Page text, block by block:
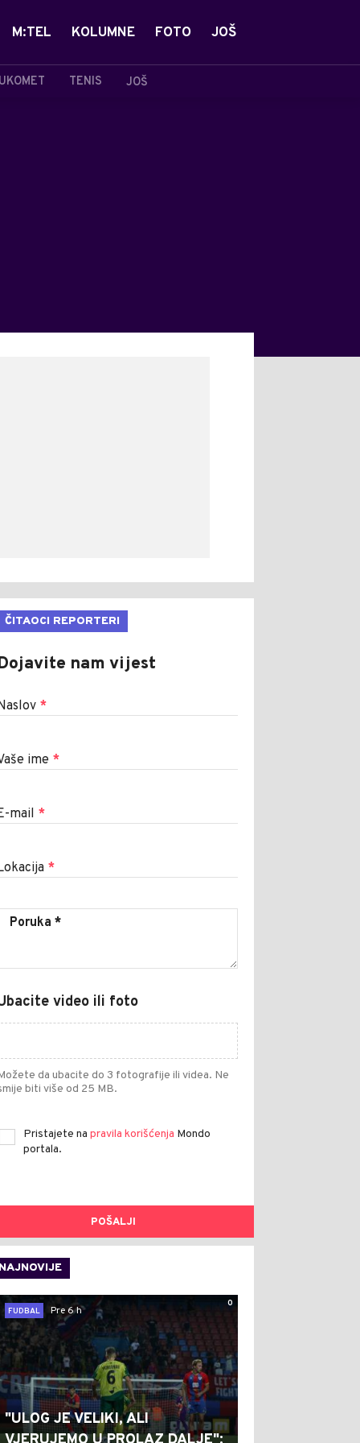
TENIS JOŠ
M:TEL KOLUMNE FOTO JOŠ
ČITAOCI REPORTERI
nam vijest
*
ime *
mail *
*
video ili foto
da ubacite do 3 fotografije ili videa. Ne
biti više od 25 MB.
Pristajete na pravila korišćenja Mondo
portala.
POŠALJI
NAJNOVIJE
0
FUDBAL
Pre 6 h
"ULOG JE VELIKI, ALI